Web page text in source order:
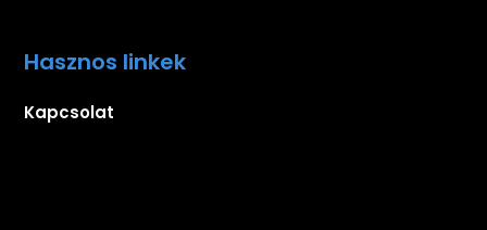
Hasznos linkek
Kapcsolat